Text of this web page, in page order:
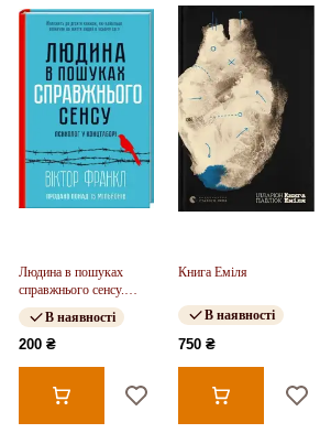
Людина в пошуках
справжнього сенсу.
Психолог у концтаборі
В наявності
200 ₴
Книга Еміля
В наявності
750 ₴